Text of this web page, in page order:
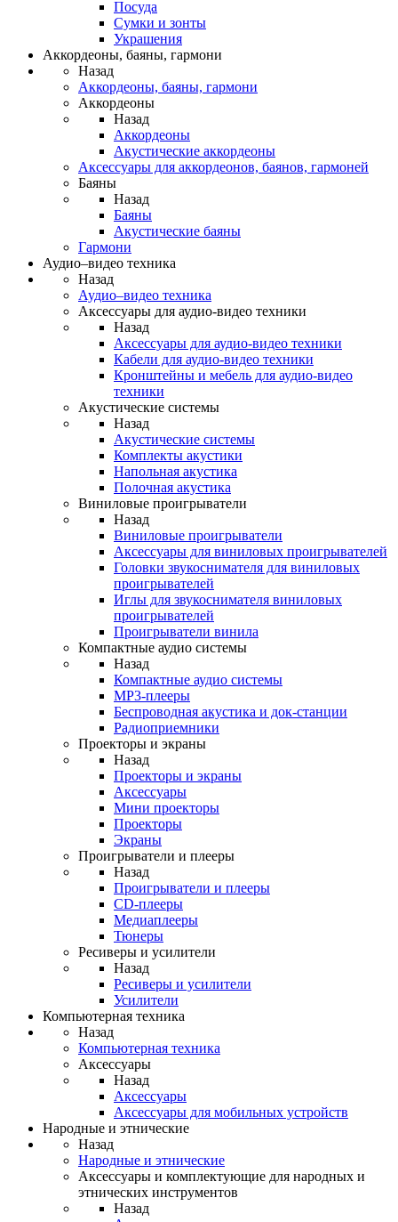
Посуда
Сумки и зонты
Украшения
Аккордеоны, баяны, гармони
Назад
Аккордеоны, баяны, гармони
Аккордеоны
Назад
Аккордеоны
Акустические аккордеоны
Аксессуары для аккордеонов, баянов, гармоней
Баяны
Назад
Баяны
Акустические баяны
Гармони
Аудио–видео техника
Назад
Аудио–видео техника
Аксессуары для аудио-видео техники
Назад
Аксессуары для аудио-видео техники
Кабели для аудио-видео техники
Кронштейны и мебель для аудио-видео
техники
Акустические системы
Назад
Акустические системы
Комплекты акустики
Напольная акустика
Полочная акустика
Виниловые проигрыватели
Назад
Виниловые проигрыватели
Аксессуары для виниловых проигрывателей
Головки звукоснимателя для виниловых
проигрывателей
Иглы для звукоснимателя виниловых
проигрывателей
Проигрыватели винила
Компактные аудио системы
Назад
Компактные аудио системы
MP3-плееры
Беспроводная акустика и док-станции
Радиоприемники
Проекторы и экраны
Назад
Проекторы и экраны
Аксессуары
Мини проекторы
Проекторы
Экраны
Проигрыватели и плееры
Назад
Проигрыватели и плееры
CD-плееры
Медиаплееры
Тюнеры
Ресиверы и усилители
Назад
Ресиверы и усилители
Усилители
Компьютерная техника
Назад
Компьютерная техника
Аксессуары
Назад
Аксессуары
Аксессуары для мобильных устройств
Народные и этнические
Назад
Народные и этнические
Аксессуары и комплектующие для народных и
этнических инструментов
Назад